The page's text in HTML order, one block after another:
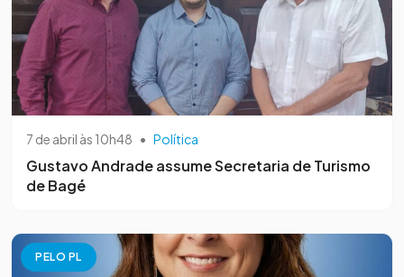
7 de abril às 10h48 • Política
Gustavo Andrade assume Secretaria de Turismo
de Bagé
PELO PL